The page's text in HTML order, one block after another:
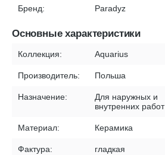
Бренд: Paradyz
Основные характеристики
Коллекция: Aquarius
Производитель: Польша
Назначение:
Для наружных и
внутренних работ
Материал: Керамика
Фактура: гладкая